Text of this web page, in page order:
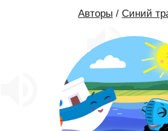
Авторы / Синий